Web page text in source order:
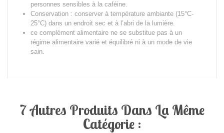
personnes sensibles à la caféine.
Conservation : conserver à température ambiante (15°C-
25°C) dans un endroit sec et à l’abri de la lumière.
ce complément alimentaire ne se substitue pas à un
régime alimentaire varié et équilibré ni à un mode de vie
sain.
7 Autres Produits Dans La Même
Catégorie :